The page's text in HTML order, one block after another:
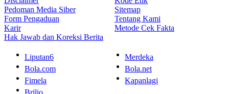
Pedoman Media Siber
Sitemap
Form Pengaduan
Tentang Kami
Karir
Metode Cek Fakta
Hak Jawab dan Koreksi Berita
Liputan6
Merdeka
Bola.com
Bola.net
Fimela
Kapanlagi
Brilio